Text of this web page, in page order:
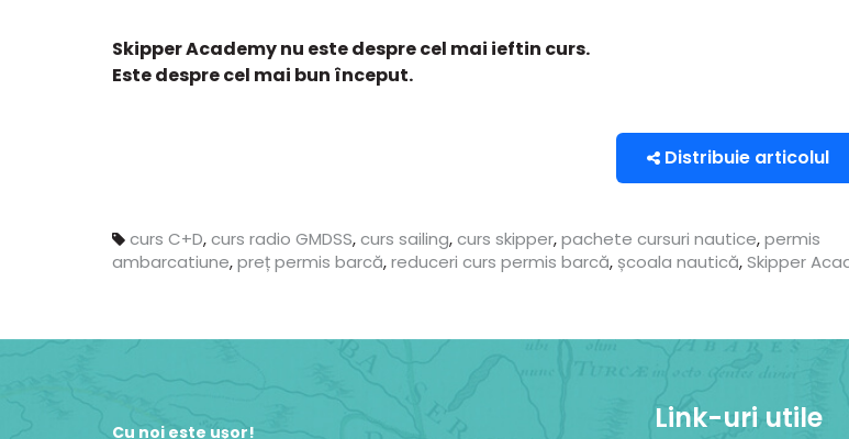
Skipper Academy nu este despre cel mai ieftin curs.
Este despre cel mai bun început.
Distribuie articolul
curs C+D,curs radio GMDSS,curs sailing,curs skipper,pachete cursuri nautice,permis
ambarcatiune,preț permis barcă,reduceri curs permis barcă, școala nautică,Skipper
Cu noi este ușor! Link-uri utile